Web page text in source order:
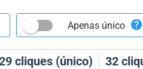
cliques (único) 32
Apenas único